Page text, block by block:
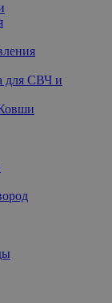
для СВЧ и